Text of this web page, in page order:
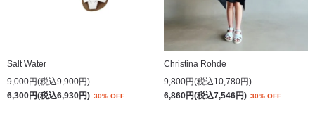
Salt Water
9,000円(税込9,900円)
6,300円(税込6,930円) 30% OFF
Christina Rohde
9,800円(税込10,780円)
6,860円(税込7,546円) 30% OFF